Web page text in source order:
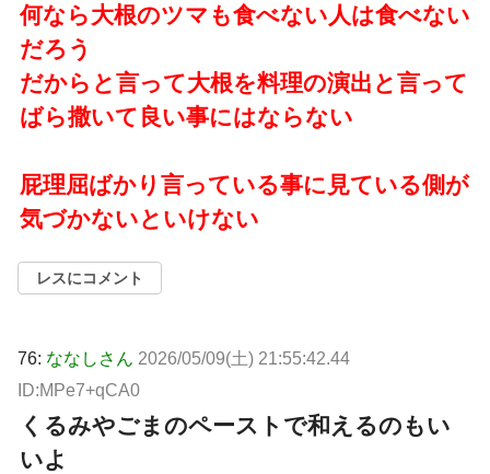
何なら大根のツマも食べない人は食べない
だろう
だからと言って大根を料理の演出と言って
ばら撒いて良い事にはならない
屁理屈ばかり言っている事に見ている側が
気づかないといけない
レスにコメント
76: ななしさん 2026/05/09(土) 21:55:42.44
ID:MPe7+qCA0
くるみやごまのペーストで和えるのもい
いよ